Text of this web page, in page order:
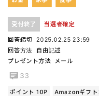
受付終了 当選者確定
回答締切
2025.02.25 23:59
回答方法
自由記述
プレゼント方法
メール
33
ポイント 10P Amazonギフト